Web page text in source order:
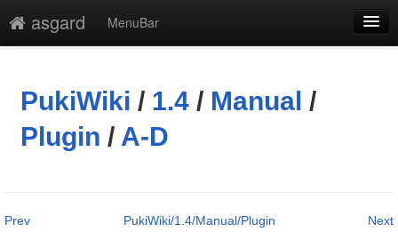
asgard
MenuBar
添付
凍結解除
PukiWiki / 1.4 / Manual /
Plugin / A-D
Prev Next
PukiWiki/1.4/Manual/Plugin